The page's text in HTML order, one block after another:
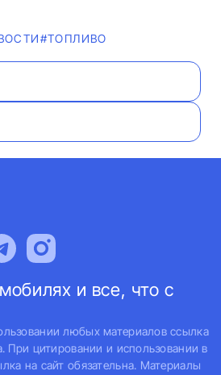
#ТОПЛИВО
и все, что с
любых материалов ссылка
При цитировании и использовании в
на сайт обязательна. Материалы